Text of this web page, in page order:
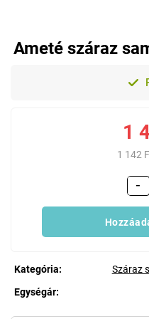
Ameté száraz
1
1 142
−
Kategória:
Száraz
Egységár: